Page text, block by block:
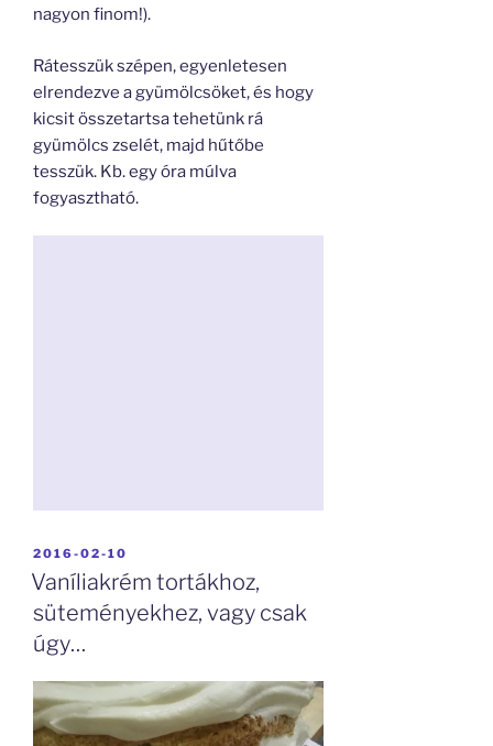
nagyon finom!).
Rátesszük szépen, egyenletesen
elrendezve a gyümölcsöket, és hogy
kicsit összetartsa tehetünk rá
gyümölcs zselét, majd hűtőbe
tesszük. Kb. egy óra múlva
fogyasztható.
BEKÜLDVE:
2016-02-10
Vaníliakrém tortákhoz,
süteményekhez, vagy csak
úgy…